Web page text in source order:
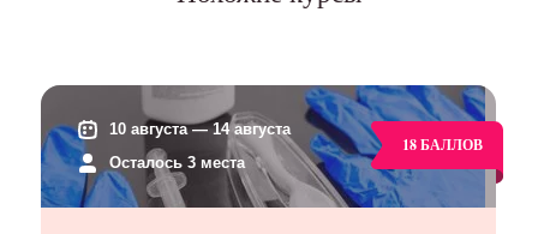
10 августа — 14 августа
Осталось 3 места